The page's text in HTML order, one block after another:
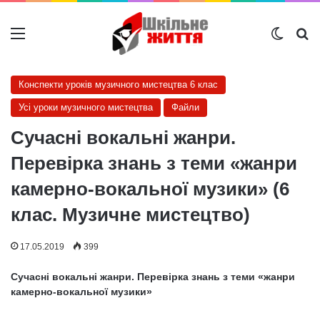
Меню
Конспекти уроків музичного мистецтва 6 клас
Усі уроки музичного мистецтва Файли
Сучасні вокальні жанри.
Перевірка знань з теми «жанри
камерно-вокальної музики» (6
клас. Музичне мистецтво)
17.05.2019 399
Сучасні вокальні жанри. Перевірка знань з теми «жанри
камерно-вокальної музики»